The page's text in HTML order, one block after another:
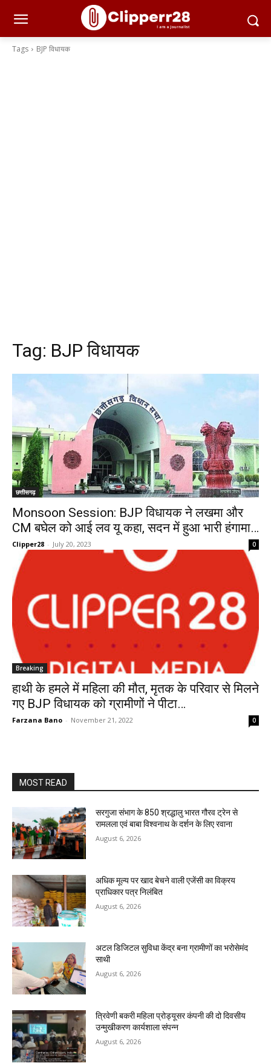
Tags BJP विधायक
Tag: BJP विधायक
छत्तीसगढ़
Monsoon Session: BJP विधायक ने लखमा और
CM बघेल को आई लव यू कहा, सदन में हुआ भारी हंगामा…
Clipper28 - July 20, 2023 0
Breaking
हाथी के हमले में महिला की मौत, मृतक के परिवार से मिलने
गए BJP विधायक को ग्रामीणों ने पीटा…
Farzana Bano - November 21, 2022 0
MOST READ
सरगुजा संभाग के 850 श्रद्धालु भारत गौरव ट्रेन से
रामलला एवं बाबा विश्वनाथ के दर्शन के लिए रवाना
August 6, 2026
अधिक मूल्य पर खाद बेचने वाली एजेंसी का विक्रय
प्राधिकार पत्र निलंबित
August 6, 2026
अटल डिजिटल सुविधा केंद्र बना ग्रामीणों का भरोसेमंद
साथी
August 6, 2026
त्रिवेणी बकरी महिला प्रोड्यूसर कंपनी की दो दिवसीय
उन्मुखीकरण कार्यशाला संपन्न
August 6, 2026